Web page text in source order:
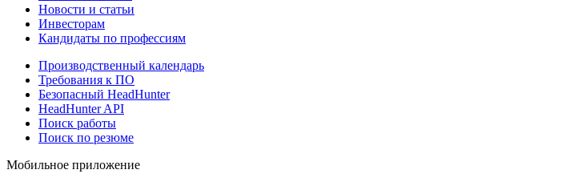
Новости и статьи
Инвесторам
Кандидаты по профессиям
Производственный календарь
Требования к ПО
Безопасный HeadHunter
HeadHunter API
Поиск работы
Поиск по резюме
Мобильное приложение